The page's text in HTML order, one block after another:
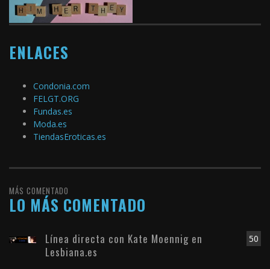
ENLACES
Condonia.com
FELGT.ORG
Fundas.es
Moda.es
TiendasEroticas.es
MÁS COMENTADO
LO MÁS COMENTADO
50
Línea directa con Kate Moennig en
Lesbiana.es